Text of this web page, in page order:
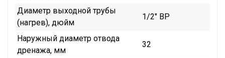
Диаметр выходной трубы
(нагрев), дюйм
1/2" ВР
Наружный диаметр отвода
дренажа, мм
32